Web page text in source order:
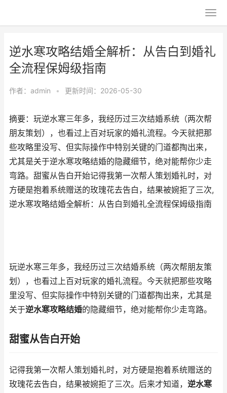
逆水寒攻略结婚全解析：从告白到婚礼
全流程保姆级指南
作者： admin • 更新时间：2026-05-30
摘要：玩逆水寒三年多，我经历过三次结婚系统（两次帮
朋友策划），也看过上百对玩家的婚礼流程。今天就把那
些攻略里没写、但实际操作中特别关键的门道都掏出来，
尤其是关于逆水寒攻略结婚的隐藏细节，绝对能帮你少走
弯路。甜蜜从告白开始记得我第一次帮人策划婚礼时，对
方硬是抱着系统赠送的玫瑰花去告白，结果被婉拒了三次,
逆水寒攻略结婚全解析：从告白到婚礼全流程保姆级指南
玩逆水寒三年多，我经历过三次结婚系统（两次帮朋友策
划），也看过上百对玩家的婚礼流程。今天就把那些攻略
里没写、但实际操作中特别关键的门道都掏出来，尤其是
关于逆水寒攻略结婚的隐藏细节，绝对能帮你少走弯路。
甜蜜从告白开始
记得我第一次帮人策划婚礼时，对方硬是抱着系统赠送的
玫瑰花去告白，结果被婉拒了三次。后来才知道， 逆水寒